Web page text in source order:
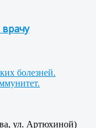
болезней.
ул. Артюхиной)